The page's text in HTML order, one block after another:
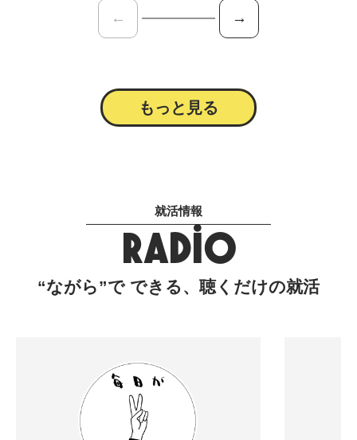
← →
もっと見る
就活情報
RADIO
“ながら”で できる、聴くだけの就活